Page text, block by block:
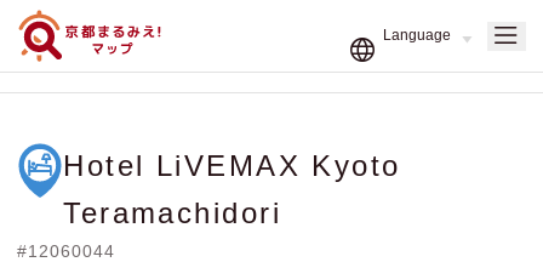
Hotel LiVEMAX Kyoto
Teramachidori
#12060044